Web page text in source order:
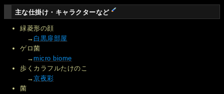
主な仕掛け・キャラクターなど
緑菱形の顔
→ 白黒扉部屋
ゲロ菌
→micro biome
歩くカラフルたけのこ
→京夜彩
菌